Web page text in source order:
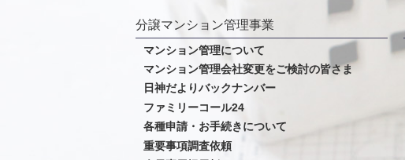
分譲マンション管理事業
マンション管理について
マンション管理会社変更をご検討の皆さま
日神だよりバックナンバー
ファミリーコール24
各種申請・お手続きについて
重要事項調査依頼